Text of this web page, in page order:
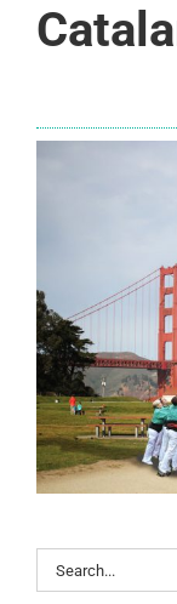
Search
for: